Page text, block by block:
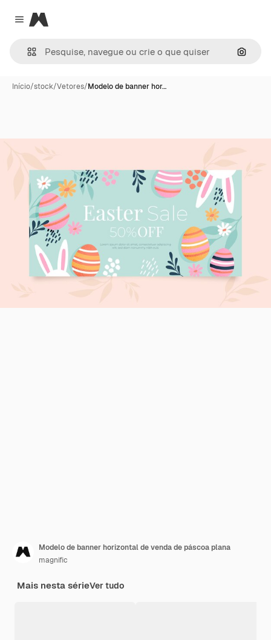
Close menu
Magnific
Início/stock/Vetores/Modelo de banner hor…
Modelo de banner horizontal de venda de páscoa plana
magnific
Mais nesta sérieVer tudo